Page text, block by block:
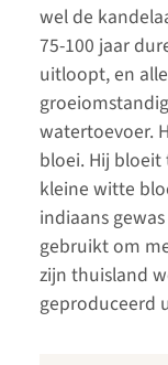
wel de
75-100 jaar
uitloopt, en
watertoevoer.
bloei. Hij
kleine witte
indiaans
gebruikt om
zijn thuisland
geproduceerd